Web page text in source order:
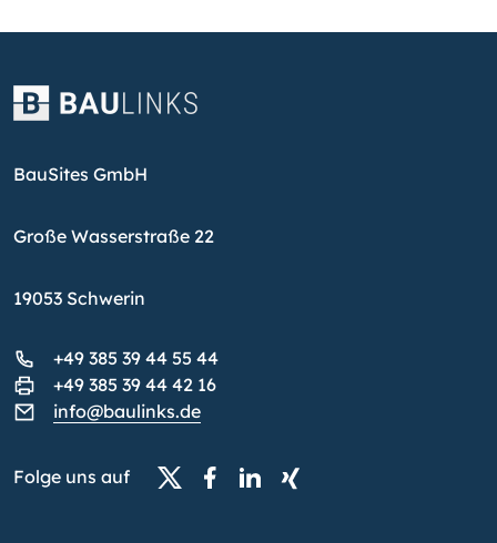
BauSites GmbH
Große Wasserstraße 22
19053 Schwerin
+49 385 39 44 55 44
+49 385 39 44 42 16
info@baulinks.de
Folge uns auf